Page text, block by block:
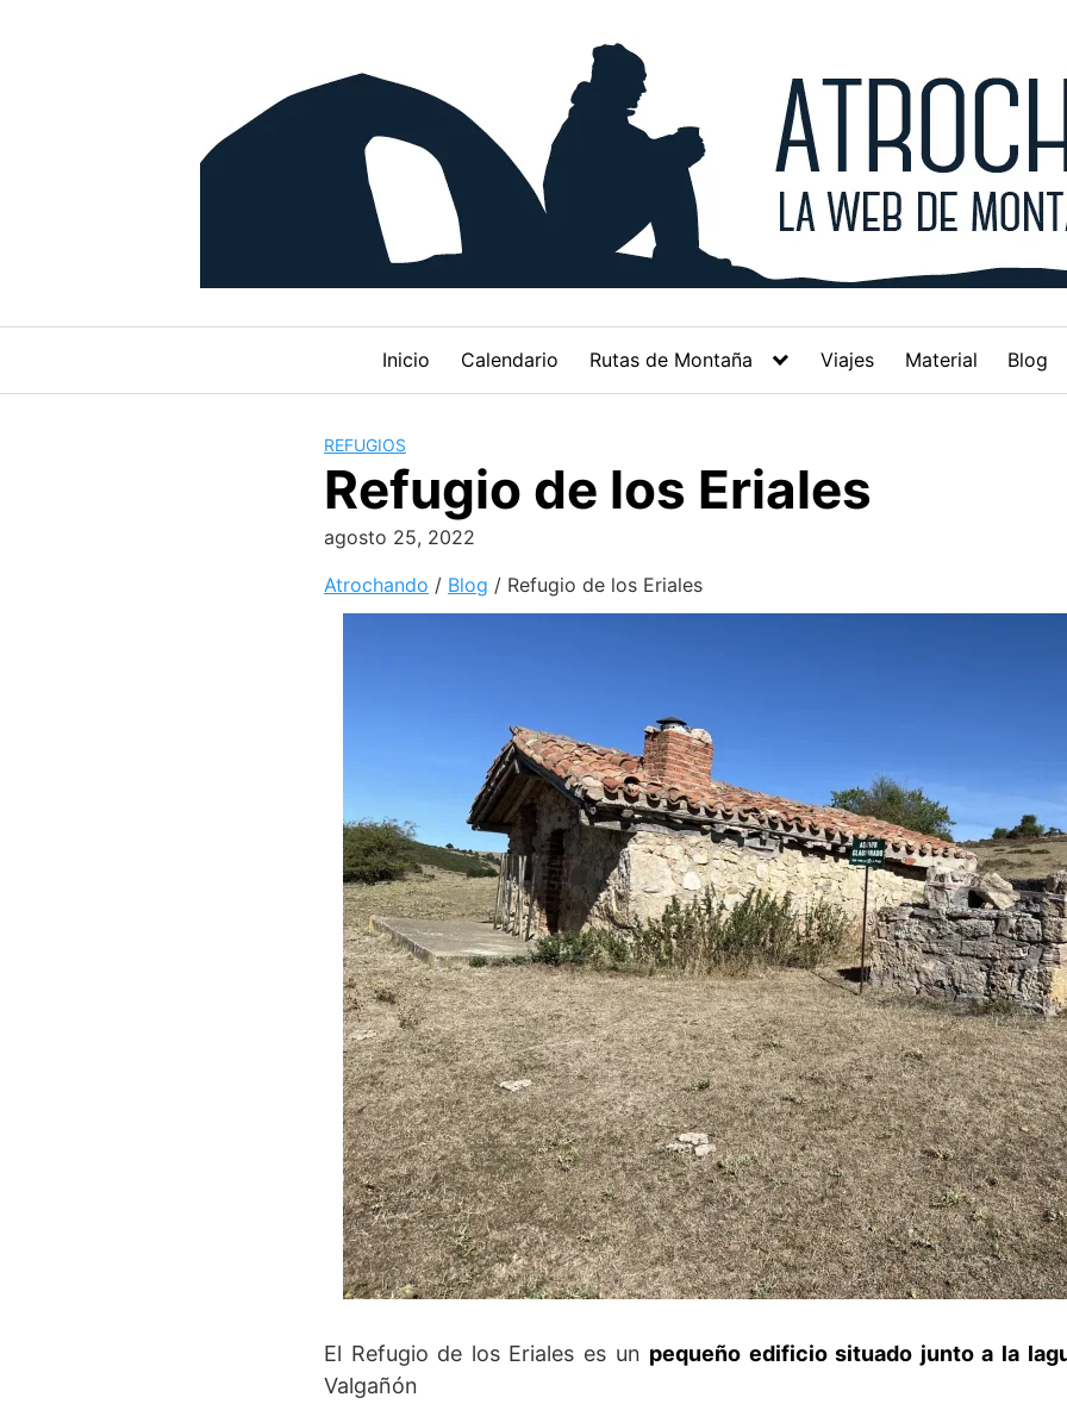
Inicio Calendario Rutas de Montaña Viajes Material Blog
REFUGIOS
Refugio de los Eriales
agosto 25, 2022
Atrochando / Blog / Refugio de los Eriales
El Refugio de los Eriales es un pequeño edificio situado junto a la
Valgañón